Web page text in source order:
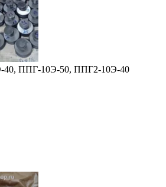
ППГ-10Э-50, ППГ2-10Э-40